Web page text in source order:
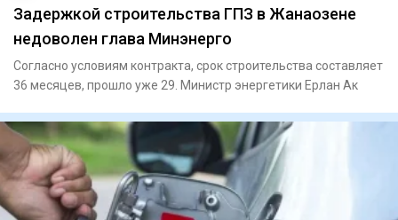
Задержкой строительства ГПЗ в Жанаозене
недоволен глава Минэнерго
Согласно условиям контракта, срок строительства составляет
36 месяцев, прошло уже 29. Министр энергетики Ерлан Ак